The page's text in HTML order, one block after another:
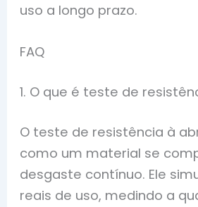
uso a longo prazo.
FAQ
1. O que é teste de
O teste de resistência à
como um material se
desgaste contínuo. Ele
reais de uso, medindo a